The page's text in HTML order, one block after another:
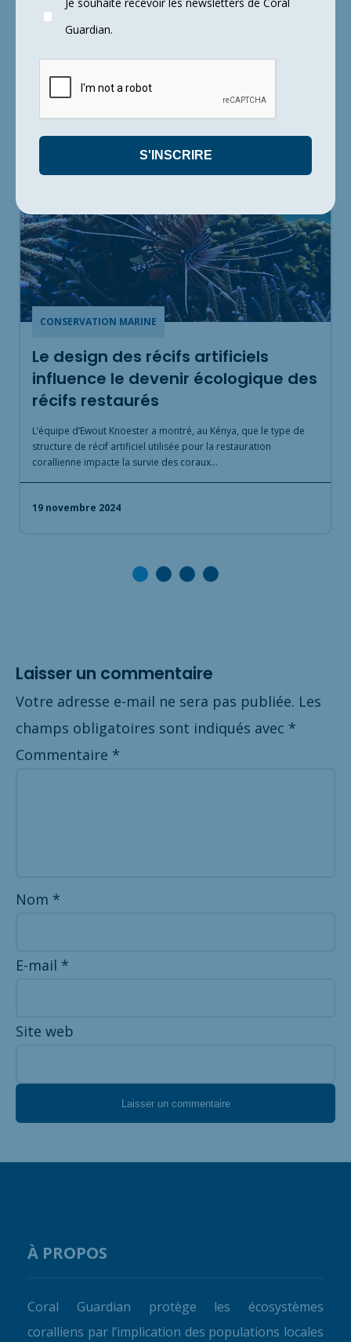
Guardian.
S ART
VOUS INTÉRESSER
CONSERVATION MARINE
Le design des récifs artificiels
influence le devenir écologique des
récifs restaurés
L’équipe d’Ewout Knoester a montré, au Kénya, que le type de
structure de récif artificiel utilisée pour la restauration
corallienne impacte la survie des coraux…
19 novembre 2024
Laisser un commentaire
Votre adresse e-mail ne sera pas publiée. Les
champs obligatoires sont indiqués avec *
Commentaire *
Nom *
E-mail *
Site web
À PROPOS
Coral Guardian protège les écosystèmes
coralliens par l’implication des populations locales